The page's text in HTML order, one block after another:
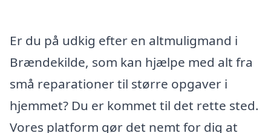
Er du på udkig efter en altmuligmand i
Brændekilde, som kan hjælpe med alt fra
små reparationer til større opgaver i
hjemmet? Du er kommet til det rette sted.
Vores platform gør det nemt for dig at